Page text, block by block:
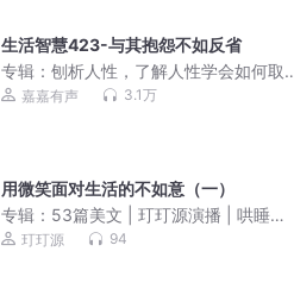
生活智慧423-与其抱怨不如反省
专辑：刨析人性，了解人性学会如何取
舍 嘉嘉有声 3.1万
用微笑面对生活的不如意（一）
专辑： 53篇美文 | 玎玎源演播 | 哄睡电
台| 治愈心灵
玎玎源 94